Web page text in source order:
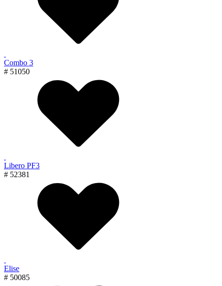
Combo 3
# 51050
Libero PF3
# 52381
Elise
# 50085